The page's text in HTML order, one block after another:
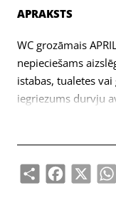
APRAKSTS
WC grozāmais
nepieciešams
istabas, tualetes
iegriezums durvju
izgatavot 6x6mm,
aprīkots ar 7 mm
Share Facebook
X